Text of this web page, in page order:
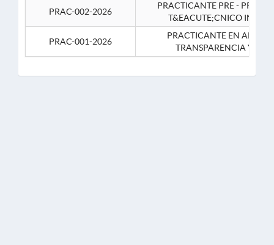
PRAC-002-2026
PRACTICANTE PRE -
T&EACUTE;CNICO
PRAC-001-2026
PRACTICANTE EN APOYO
TRANSPARENCIA Y